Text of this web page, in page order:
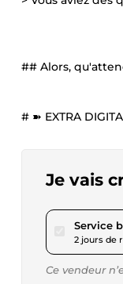
## Alors,
# ➽ EXTRA
Je vais
Service
2 jours de
Ce vendeur